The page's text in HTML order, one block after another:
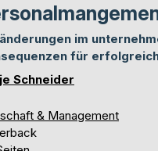
im
für
Schneider
& Management